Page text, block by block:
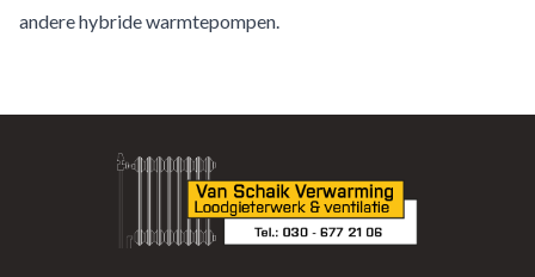
andere hybride warmtepompen.